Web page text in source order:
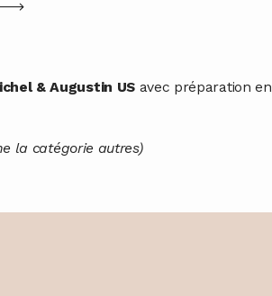
& Augustin USavec préparation en
la catégorie autres)